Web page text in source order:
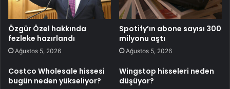
Özgür Özel hakkında
fezleke hazırlandı
Ağustos 5, 2026
Spotify’ın abone sayısı 300
milyonu aştı
Ağustos 5, 2026
Costco Wholesale hissesi
bugün neden yükseliyor?
Wingstop hisseleri neden
düşüyor?